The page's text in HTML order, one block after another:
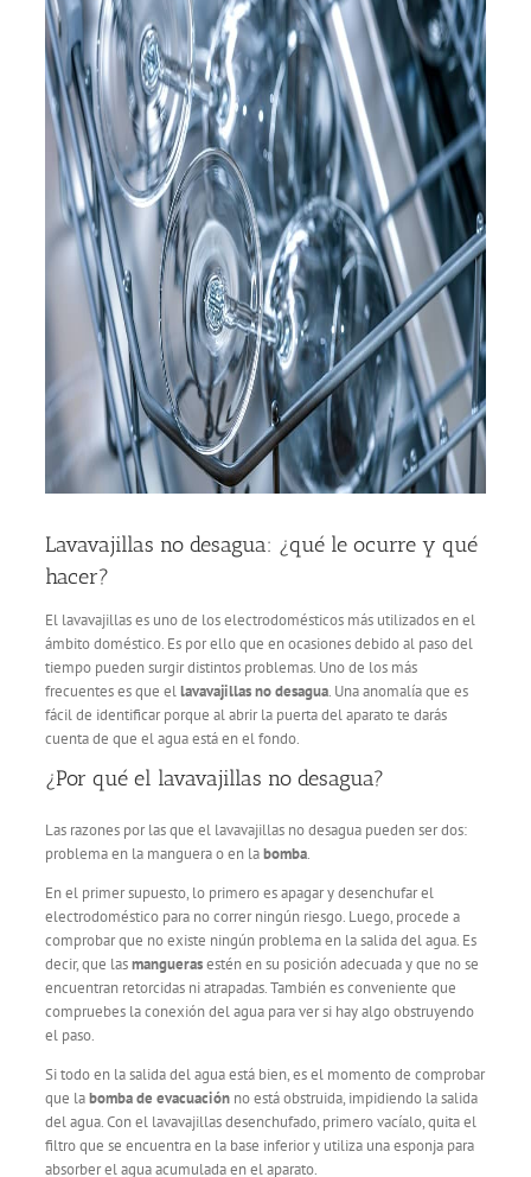
Servicio Técnico
Garantía
Blog
Trabaja con nosotros
Contacto
Lavavajillas no desagua: ¿qué le ocurre y qué
hacer?
El lavavajillas es uno de los electrodomésticos más utilizados en el
ámbito doméstico. Es por ello que en ocasiones debido al paso del
tiempo pueden surgir distintos problemas. Uno de los más
frecuentes es que ellavavajillas no desagua. Una anomalía que es
fácil de identificar porque al abrir la puerta del aparato te darás
cuenta de que el agua está en el fondo.
¿Por qué el lavavajillas no desagua?
Las razones por las que el lavavajillas no desagua pueden ser dos:
problema en la manguera o en labomba.
En el primer supuesto, lo primero es apagar y desenchufar el
electrodoméstico para no correr ningún riesgo. Luego, procede a
comprobar que no existe ningún problema en la salida del agua. Es
decir, que lasmanguerasestén en su posición adecuada y que no se
encuentran retorcidas ni atrapadas. También es conveniente que
compruebes la conexión del agua para ver si hay algo obstruyendo
el paso.
Si todo en la salida del agua está bien, es el momento de comprobar
que labomba de evacuación no está obstruida, impidiendo la salida
del agua. Con el lavavajillas desenchufado, primero vacíalo, quita el
filtro que se encuentra en la base inferior y utiliza una esponja para
absorber el agua acumulada en el aparato.